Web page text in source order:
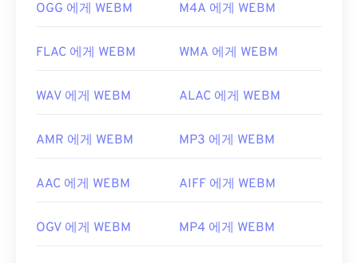
OGG 에게 WEBM M4A 에게 WEBM
FLAC 에게 WEBM WMA 에게 WEBM
WAV 에게 WEBM ALAC 에게 WEBM
AMR 에게 WEBM MP3 에게 WEBM
AAC 에게 WEBM AIFF 에게 WEBM
OGV 에게 WEBM MP4 에게 WEBM